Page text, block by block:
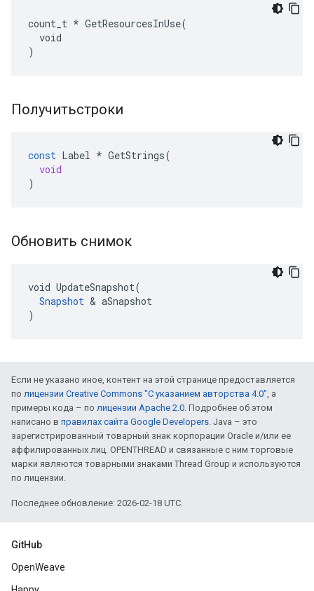
count_t * GetResourcesInUse(
  void
)
Получитьстроки
const Label * GetStrings(
void
)
Обновить снимок
void UpdateSnapshot(
Snapshot & aSnapshot
)
Если не указано иное, контент на этой странице предоставляется
по лицензии Creative Commons "С указанием авторства 4.0", а
примеры кода – по лицензии Apache 2.0. Подробнее об этом
написано в правилах сайта Google Developers. Java – это
зарегистрированный товарный знак корпорации Oracle и/или ее
аффилированных лиц. OPENTHREAD и связанные с ним торговые
марки являются товарными знаками Thread Group и используются
по лицензии.
Последнее обновление: 2026-02-18 UTC.
GitHub
OpenWeave